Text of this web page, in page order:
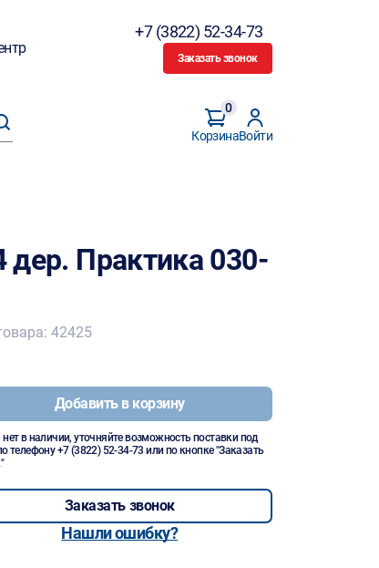
+7 (3822) 52-34-73
Заказать звонок
Корзина
0
Войти
Практика 030-
42425
Добавить в корзину
нет в наличии, уточняйте возможность поставки под
телефону+7 (3822) 52-34-73 или по кнопке "Заказать
Заказать звонок
Нашли ошибку?